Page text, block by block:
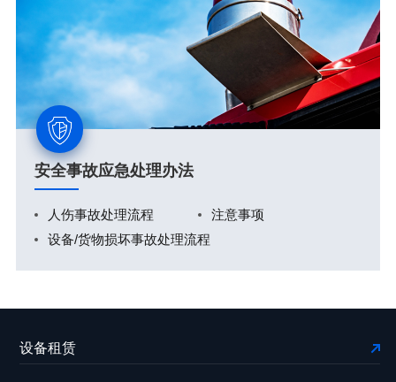
安全事故应急处理办法
人伤事故处理流程
注意事项
设备/货物损坏事故处理流程
设备租赁